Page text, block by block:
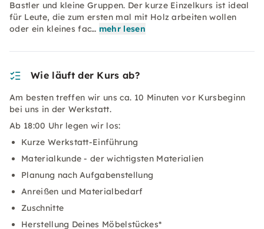
Bastler und kleine Gruppen. Der kurze Einzelkurs ist ideal
für Leute, die zum ersten mal mit Holz arbeiten wollen
oder ein kleines fac… mehr lesen
Wie läuft der Kurs ab?
Am besten treffen wir uns ca. 10 Minuten vor Kursbeginn
bei uns in der Werkstatt.
Ab 18:00 Uhr legen wir los:
Kurze Werkstatt-Einführung
Materialkunde - der wichtigsten Materialien
Planung nach Aufgabenstellung
Anreißen und Materialbedarf
Zuschnitte
Herstellung Deines Möbelstückes*